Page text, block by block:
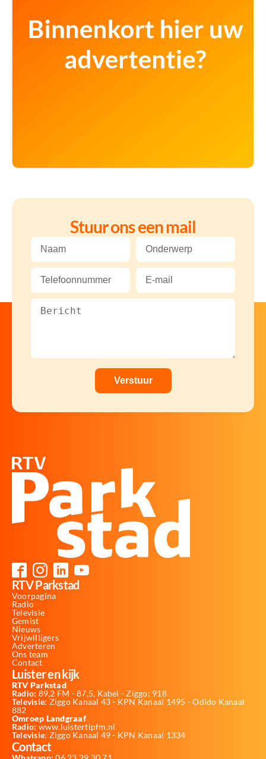
Stuur ons een mail
RTV Parkstad
Voorpagina
Radio
Televisie
Gemist
Nieuws
Vrijwilligers
Adverteren
Ons team
Contact
Luister en kijk
RTV Parkstad
Radio: 89,2 FM - 87,5, Kabel - Ziggo: 918
Televisie: Ziggo Kanaal 43 - KPN Kanaal 1495 - Odido Kanaal
882
Omroep Landgraaf
Radio: www.luistertipfm.nl
Televisie: Ziggo Kanaal 49 - KPN Kanaal 1334
Contact